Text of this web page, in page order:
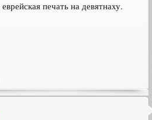
печать на девятнаху.